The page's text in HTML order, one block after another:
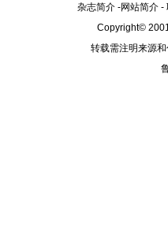
杂志简介-网站简介-
Copyright©
转载需注明来源